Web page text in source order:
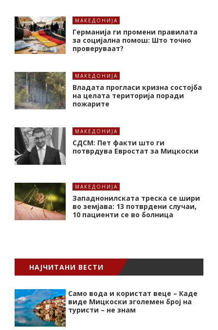
МАКЕДОНИЈА
Германија ги промени правилата
за социјална помош: Што точно
проверуваат?
МАКЕДОНИЈА
Владата прогласи кризна состојба
на целата територија поради
пожарите
МАКЕДОНИЈА
СДСМ: Пет факти што ги
потврдува Евростат за Мицкоски
МАКЕДОНИЈА
Западнонилската треска се шири
во земјава: 13 потврдени случаи,
10 пациенти се во болница
НАЈЧИТАНИ ВЕСТИ
Само вода и користат веце – Каде
виде Мицкоски зголемен број на
туристи – не знам